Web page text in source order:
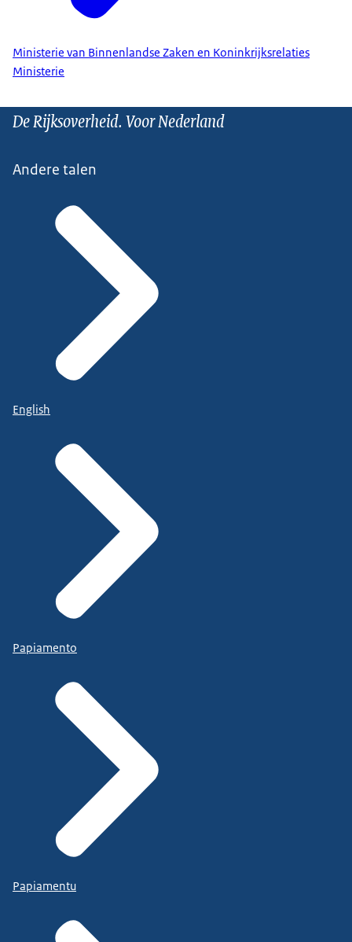
Ministerie van Binnenlandse Zaken en Koninkrijksrelaties
Ministerie
De Rijksoverheid. Voor Nederland
Andere talen
English
Papiamento
Papiamentu